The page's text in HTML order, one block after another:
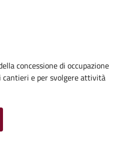
concessione di occupazione
cantieri e per svolgere attività